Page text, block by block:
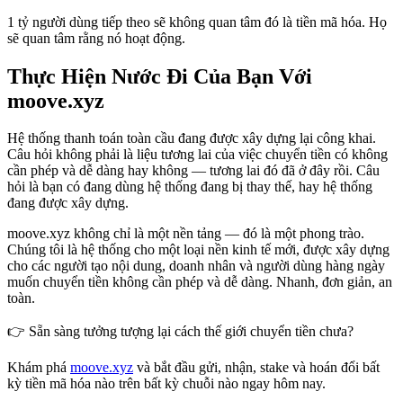
1 tỷ người dùng tiếp theo sẽ không quan tâm đó là tiền mã hóa. Họ
sẽ quan tâm rằng nó hoạt động.
Thực Hiện Nước Đi Của Bạn Với
moove.xyz
Hệ thống thanh toán toàn cầu đang được xây dựng lại công khai.
Câu hỏi không phải là liệu tương lai của việc chuyển tiền có không
cần phép và dễ dàng hay không — tương lai đó đã ở đây rồi. Câu
hỏi là bạn có đang dùng hệ thống đang bị thay thế, hay hệ thống
đang được xây dựng.
moove.xyz không chỉ là một nền tảng — đó là một phong trào.
Chúng tôi là hệ thống cho một loại nền kinh tế mới, được xây dựng
cho các người tạo nội dung, doanh nhân và người dùng hàng ngày
muốn chuyển tiền không cần phép và dễ dàng. Nhanh, đơn giản, an
toàn.
👉 Sẵn sàng tưởng tượng lại cách thế giới chuyển tiền chưa?
Khám phá moove.xyz và bắt đầu gửi, nhận, stake và hoán đổi bất
kỳ tiền mã hóa nào trên bất kỳ chuỗi nào ngay hôm nay.